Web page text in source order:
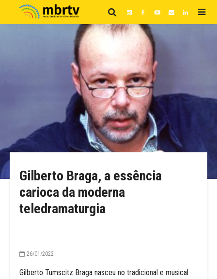
Gilberto Braga, a essência
carioca da moderna
teledramaturgia
26/01/2022
Gilberto Tumscitz Braga nasceu no tradicional e musical